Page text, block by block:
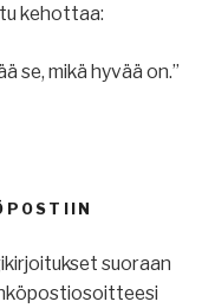
kehottaa:
se, mikä hyvää on.”
suoraan